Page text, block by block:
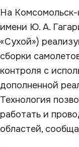
На
имени Ю. А.
«Сухой»)
сборки
контроля с
дополненной
Технология
работать и
областей,